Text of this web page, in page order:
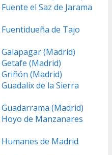
el Saz de Jarama
de Tajo
(Madrid)
(Madrid)
(Madrid)
de la Sierra
(Madrid)
de Manzanares
de Madrid